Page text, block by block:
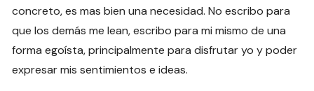
concreto, es mas bien una necesidad. No escribo para
que los demás me lean, escribo para mi mismo de una
forma egoísta, principalmente para disfrutar yo y poder
expresar mis sentimientos e ideas.